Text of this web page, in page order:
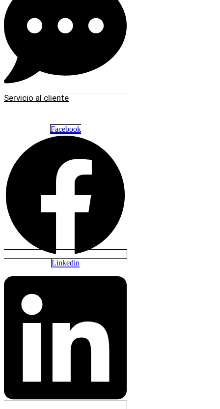
Servicio al cliente
Facebook
Linkedin